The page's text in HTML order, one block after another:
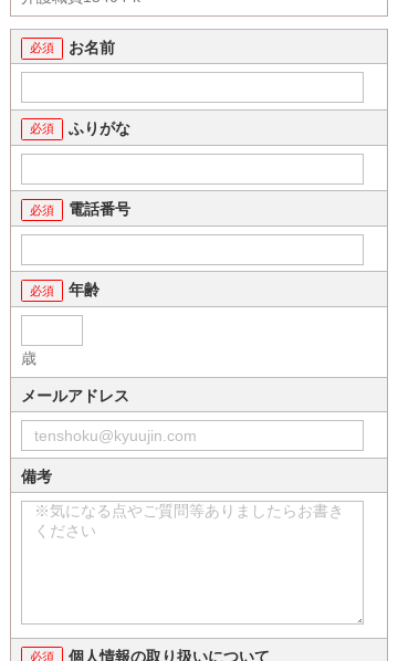
お名前
ふりがな
電話番号
年齢
歳
メールアドレス
備考
個人情報の取り扱いについて